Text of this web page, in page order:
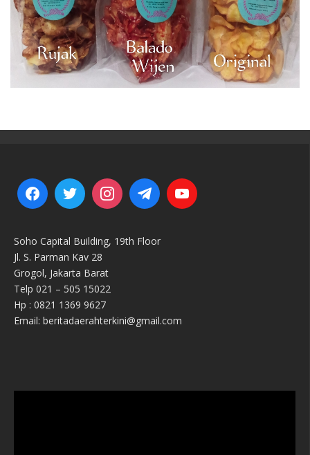
Soho Capital Building, 19th Floor
Jl. S. Parman Kav 28
Grogol, Jakarta Barat
Telp 021 – 505 15022
Hp : 0821 1369 9627
Email: beritadaerahterkini@gmail.com